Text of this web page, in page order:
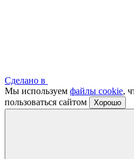
Сделано в
Мы используем файлы cookie,
пользоваться сайтом
Хорошо